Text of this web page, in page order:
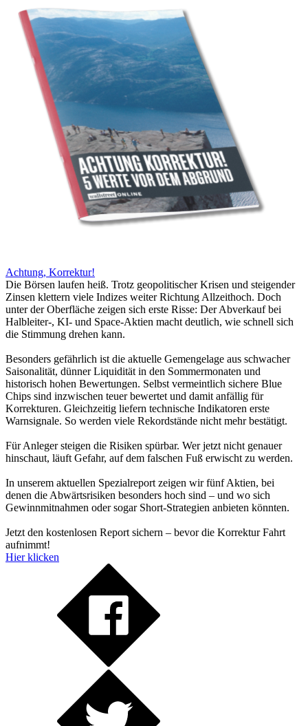
Achtung, Korrektur!
Die Börsen laufen heiß. Trotz geopolitischer Krisen und steigender
Zinsen klettern viele Indizes weiter Richtung Allzeithoch. Doch
unter der Oberfläche zeigen sich erste Risse: Der Abverkauf bei
Halbleiter-, KI- und Space-Aktien macht deutlich, wie schnell sich
die Stimmung drehen kann.
Besonders gefährlich ist die aktuelle Gemengelage aus schwacher
Saisonalität, dünner Liquidität in den Sommermonaten und
historisch hohen Bewertungen. Selbst vermeintlich sichere Blue
Chips sind inzwischen teuer bewertet und damit anfällig für
Korrekturen. Gleichzeitig liefern technische Indikatoren erste
Warnsignale. So werden viele Rekordstände nicht mehr bestätigt.
Für Anleger steigen die Risiken spürbar. Wer jetzt nicht genauer
hinschaut, läuft Gefahr, auf dem falschen Fuß erwischt zu werden.
In unserem aktuellen Spezialreport zeigen wir fünf Aktien, bei
denen die Abwärtsrisiken besonders hoch sind – und wo sich
Gewinnmitnahmen oder sogar Short-Strategien anbieten könnten.
Jetzt den kostenlosen Report sichern – bevor die Korrektur Fahrt
aufnimmt!
Hier klicken